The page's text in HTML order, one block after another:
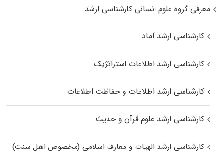
معرفی گروه علوم انسانی کارشناسی ارشد
کارشناسی ارشد آماد
کارشناسی ارشد اطلاعات استراتژیک
کارشناسی ارشد اطلاعات و حفاظت اطلاعات
کارشناسی ارشد علوم قرآن و حدیث
کارشناسی ارشد الهیات و معارف اسلامی (مخصوص اهل سنت)